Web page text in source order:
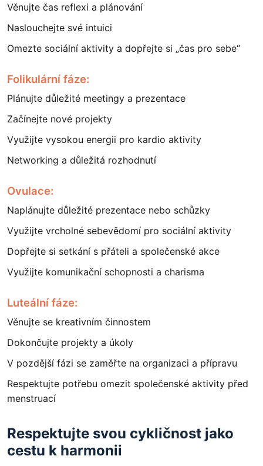
Věnujte čas reflexi a plánování
Naslouchejte své intuici
Omezte sociální aktivity a dopřejte si „čas pro sebe“
Folikulární fáze:
Plánujte důležité meetingy a prezentace
Začínejte nové projekty
Využijte vysokou energii pro kardio aktivity
Networking a důležitá rozhodnutí
Ovulace:
Naplánujte důležité prezentace nebo schůzky
Využijte vrcholné sebevědomí pro sociální aktivity
Dopřejte si setkání s přáteli a společenské akce
Využijte komunikační schopnosti a charisma
Luteální fáze:
Věnujte se kreativním činnostem
Dokončujte projekty a úkoly
V pozdější fázi se zaměřte na organizaci a přípravu
Respektujte potřebu omezit společenské aktivity před
menstruací
Respektujte svou cykličnost jako
cestu k harmonii